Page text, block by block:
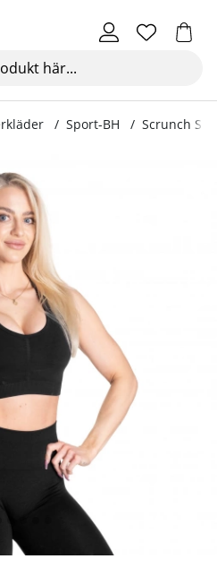
Sport-BH Scrunch
Bra, black